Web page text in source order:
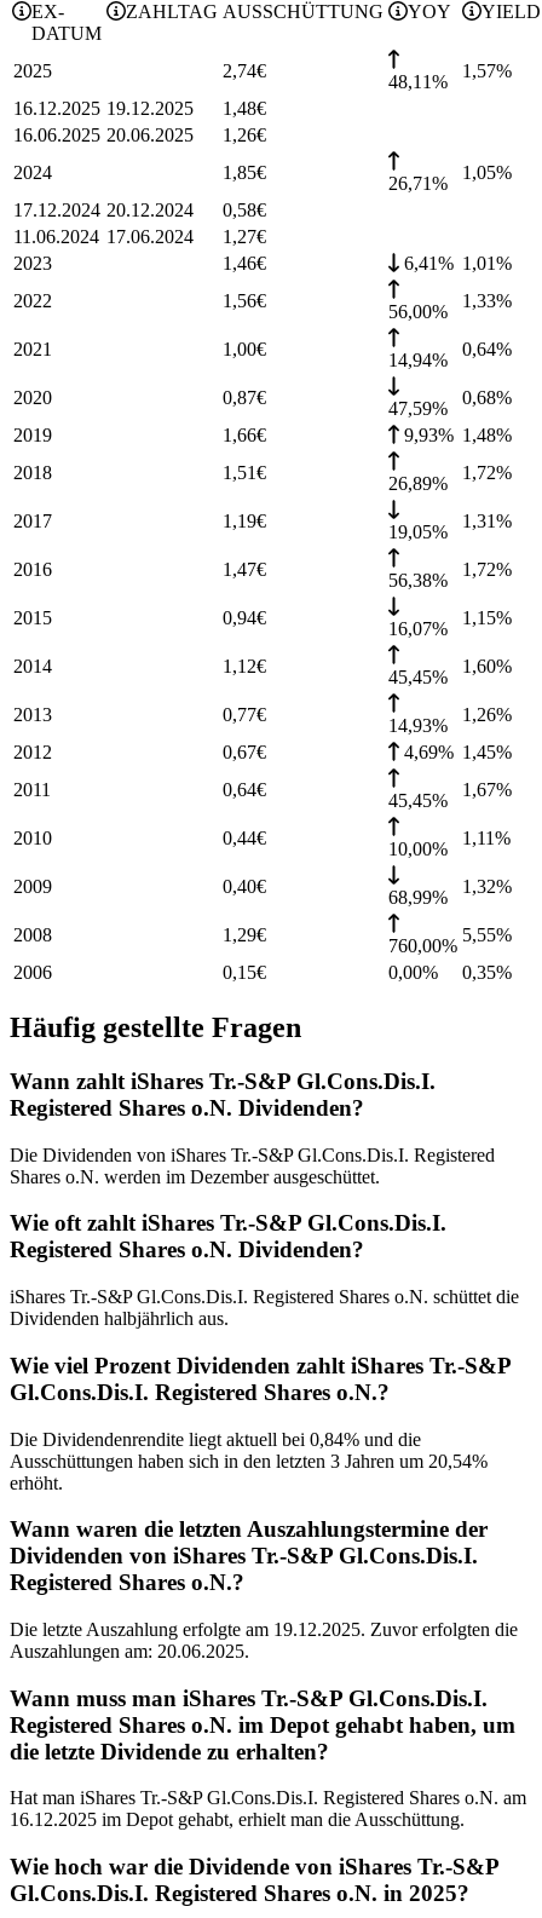
EX-
DATUM
ZAHLTAG AUSSCHÜTTUNG YOY YIELD
2025 2,74€
48,11%
1,57%
16.12.2025 19.12.2025 1,48€
16.06.2025 20.06.2025 1,26€
2024
1,85€
26,71%
1,05%
17.12.2024 20.12.2024 0,58€
11.06.2024 17.06.2024 1,27€
2023
1,46€ 6,41% 1,01%
2022
1,56€
56,00%
1,33%
2021 1,00€
14,94%
0,64%
2020 0,87€
47,59%
0,68%
2019
1,66€ 9,93% 1,48%
2018
1,51€
26,89%
1,72%
2017 1,19€
19,05%
1,31%
2016 1,47€
56,38%
1,72%
2015 0,94€
16,07%
1,15%
2014 1,12€
45,45%
1,60%
2013 0,77€
14,93%
1,26%
2012
0,67€ 4,69% 1,45%
2011
0,64€
45,45%
1,67%
2010 0,44€
10,00%
1,11%
2009 0,40€
68,99%
1,32%
2008 1,29€
760,00%
5,55%
2006
0,15€ 0,00% 0,35%
Häufig gestellte Fragen
Wann zahlt iShares Tr.-S&P Gl.Cons.Dis.I.
Registered Shares o.N. Dividenden?
Die Dividenden von iShares Tr.-S&P Gl.Cons.Dis.I. Registered
Shares o.N. werden im Dezember ausgeschüttet.
Wie oft zahlt iShares Tr.-S&P Gl.Cons.Dis.I.
Registered Shares o.N. Dividenden?
iShares Tr.-S&P Gl.Cons.Dis.I. Registered Shares o.N. schüttet die
Dividenden halbjährlich aus.
Wie viel Prozent Dividenden zahlt iShares Tr.-S&P
Gl.Cons.Dis.I. Registered Shares o.N.?
Die Dividendenrendite liegt aktuell bei 0,84% und die
Ausschüttungen haben sich in den letzten 3 Jahren um 20,54%
erhöht.
Wann waren die letzten Auszahlungstermine der
Dividenden von iShares Tr.-S&P Gl.Cons.Dis.I.
Registered Shares o.N.?
Die letzte Auszahlung erfolgte am 19.12.2025. Zuvor erfolgten die
Auszahlungen am: 20.06.2025.
Wann muss man iShares Tr.-S&P Gl.Cons.Dis.I.
Registered Shares o.N. im Depot gehabt haben, um
die letzte Dividende zu erhalten?
Hat man iShares Tr.-S&P Gl.Cons.Dis.I. Registered Shares o.N. am
16.12.2025 im Depot gehabt, erhielt man die Ausschüttung.
Wie hoch war die Dividende von iShares Tr.-S&P
Gl.Cons.Dis.I. Registered Shares o.N. in 2025?